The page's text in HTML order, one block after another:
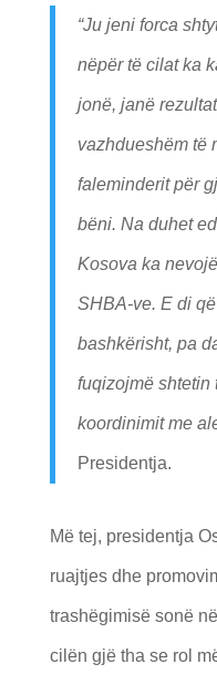
“Ju jeni forca
nëpër të cilat ka
jonë, janë
vazhdueshëm të
faleminderit për
bëni. Na duhet
Kosova ka
SHBA-ve. E di
bashkërisht, pa
fuqizojmë shtetin
koordinimit me
Presidentja.
Më tej, presidentja
ruajtjes dhe
trashëgimisë sonë
cilën gjë tha se rol